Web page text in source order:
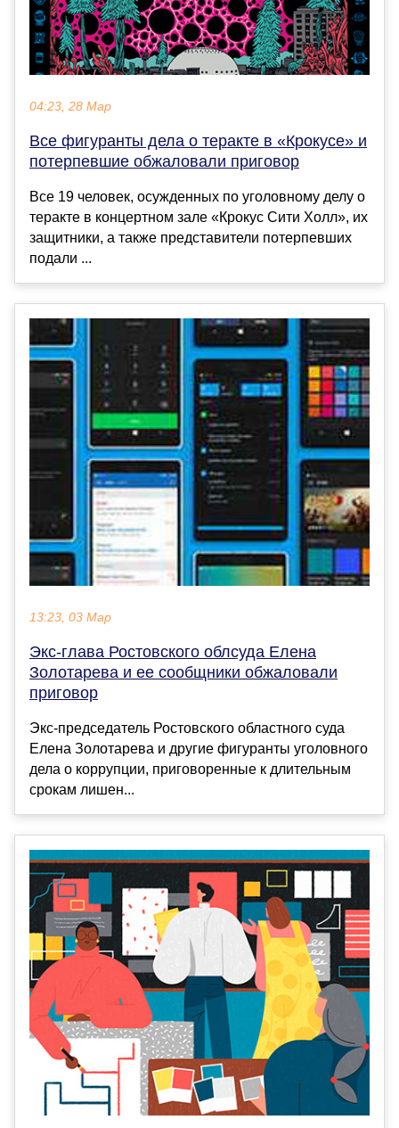
04:23, 28 Мар
Все фигуранты дела о теракте в «Крокусе» и
потерпевшие обжаловали приговор
Все 19 человек, осужденных по уголовному делу о
теракте в концертном зале «Крокус Сити Холл», их
защитники, а также представители потерпевших
подали ...
13:23, 03 Мар
Экс-глава Ростовского облсуда Елена
Золотарева и ее сообщники обжаловали
приговор
Экс-председатель Ростовского областного суда
Елена Золотарева и другие фигуранты уголовного
дела о коррупции, приговоренные к длительным
срокам лишен...